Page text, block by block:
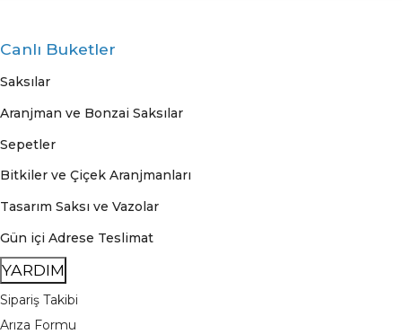
Canlı Buketler
Saksılar
Aranjman ve Bonzai Saksılar
Sepetler
Bitkiler ve Çiçek Aranjmanları
Tasarım Saksı ve Vazolar
Gün içi Adrese Teslimat
YARDIM
Sipariş Takibi
Arıza Formu